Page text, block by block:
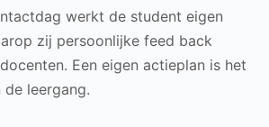
werkt de student eigen
zij persoonlijke feed back
Een eigen actieplan is het
leergang.